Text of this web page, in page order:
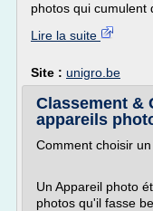
photos qui cumulent
Lire la suite
Site : unigro.be
Classement &
appareils
Comment choisir
Un Appareil photo
photos qu'il fasse